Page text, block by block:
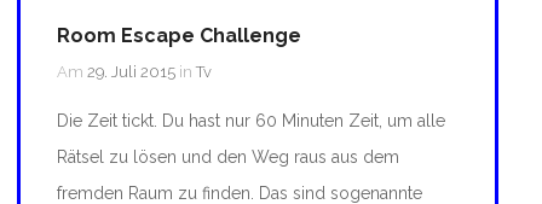
Room Escape Challenge
Am 29. Juli 2015 inTv
Die Zeit tickt. Du hast nur 60 Minuten Zeit, um alle
Rätsel zu lösen und den Weg raus aus dem
fremden Raum zu finden. Das sind sogenannte